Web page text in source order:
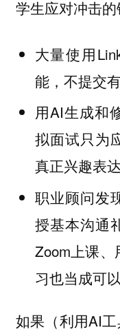
学生应对冲击
大量使用
能，不提交
用AI生成和
拟面试只为
真正兴趣表
职业顾问发
授基本沟通
Zoom上课
习也当成可
如果（利用AI工